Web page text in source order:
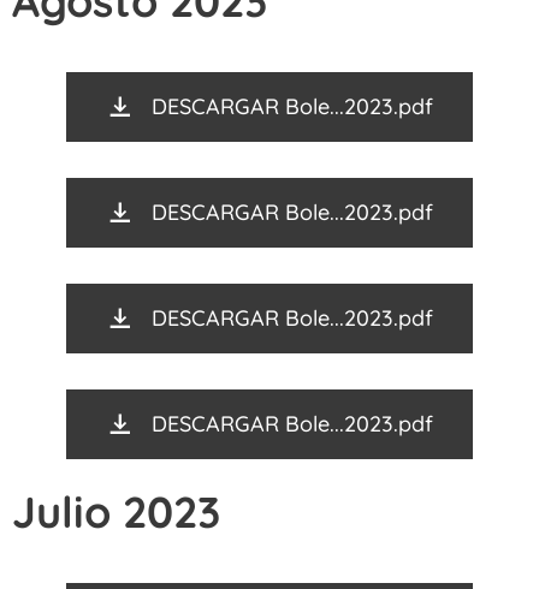
DESCARGAR Bole...2023.pdf
DESCARGAR Bole...2023.pdf
DESCARGAR Bole...2023.pdf
DESCARGAR Bole...2023.pdf
Julio 2023